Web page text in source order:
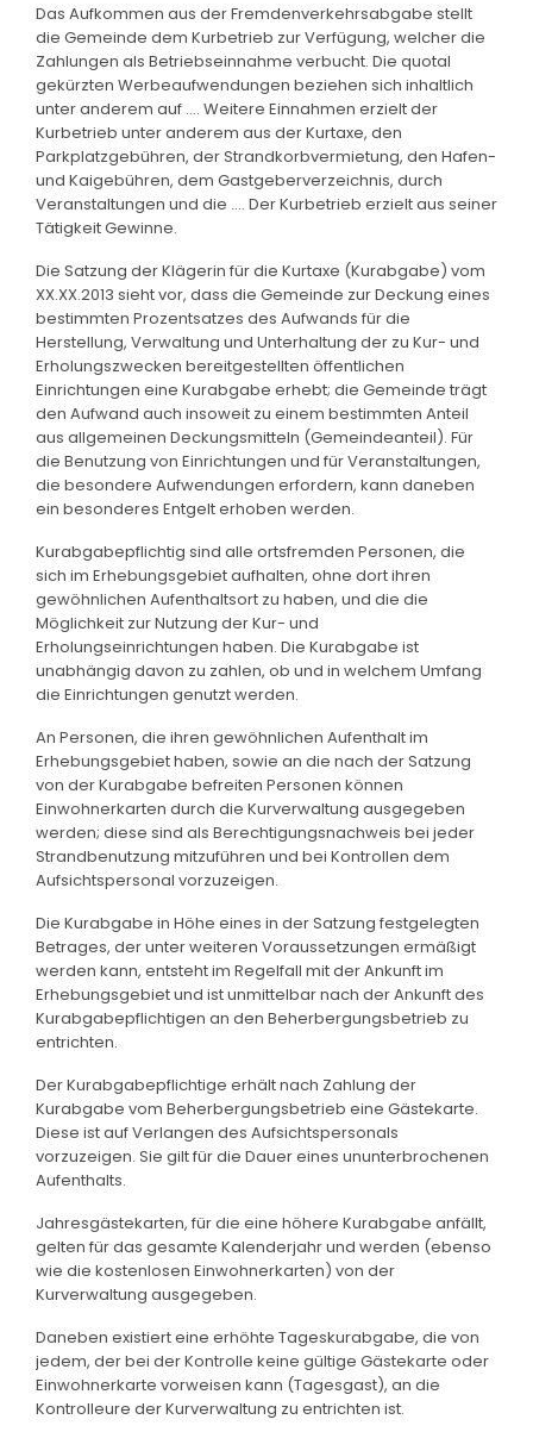
Das Aufkommen aus der Fremdenverkehrsabgabe stellt
die Gemeinde dem Kurbetrieb zur Verfügung, welcher die
Zahlungen als Betriebseinnahme verbucht. Die quotal
gekürzten Werbeaufwendungen beziehen sich inhaltlich
unter anderem auf .... Weitere Einnahmen erzielt der
Kurbetrieb unter anderem aus der Kurtaxe, den
Parkplatzgebühren, der Strandkorbvermietung, den Hafen-
und Kaigebühren, dem Gastgeberverzeichnis, durch
Veranstaltungen und die .... Der Kurbetrieb erzielt aus seiner
Tätigkeit Gewinne.
Die Satzung der Klägerin für die Kurtaxe (Kurabgabe) vom
XX.XX.2013 sieht vor, dass die Gemeinde zur Deckung eines
bestimmten Prozentsatzes des Aufwands für die
Herstellung, Verwaltung und Unterhaltung der zu Kur- und
Erholungszwecken bereitgestellten öffentlichen
Einrichtungen eine Kurabgabe erhebt; die Gemeinde trägt
den Aufwand auch insoweit zu einem bestimmten Anteil
aus allgemeinen Deckungsmitteln (Gemeindeanteil). Für
die Benutzung von Einrichtungen und für Veranstaltungen,
die besondere Aufwendungen erfordern, kann daneben
ein besonderes Entgelt erhoben werden.
Kurabgabepflichtig sind alle ortsfremden Personen, die
sich im Erhebungsgebiet aufhalten, ohne dort ihren
gewöhnlichen Aufenthaltsort zu haben, und die die
Möglichkeit zur Nutzung der Kur- und
Erholungseinrichtungen haben. Die Kurabgabe ist
unabhängig davon zu zahlen, ob und in welchem Umfang
die Einrichtungen genutzt werden.
An Personen, die ihren gewöhnlichen Aufenthalt im
Erhebungsgebiet haben, sowie an die nach der Satzung
von der Kurabgabe befreiten Personen können
Einwohnerkarten durch die Kurverwaltung ausgegeben
werden; diese sind als Berechtigungsnachweis bei jeder
Strandbenutzung mitzuführen und bei Kontrollen dem
Aufsichtspersonal vorzuzeigen.
Die Kurabgabe in Höhe eines in der Satzung festgelegten
Betrages, der unter weiteren Voraussetzungen ermäßigt
werden kann, entsteht im Regelfall mit der Ankunft im
Erhebungsgebiet und ist unmittelbar nach der Ankunft des
Kurabgabepflichtigen an den Beherbergungsbetrieb zu
entrichten.
Der Kurabgabepflichtige erhält nach Zahlung der
Kurabgabe vom Beherbergungsbetrieb eine Gästekarte.
Diese ist auf Verlangen des Aufsichtspersonals
vorzuzeigen. Sie gilt für die Dauer eines ununterbrochenen
Aufenthalts.
Jahresgästekarten, für die eine höhere Kurabgabe anfällt,
gelten für das gesamte Kalenderjahr und werden (ebenso
wie die kostenlosen Einwohnerkarten) von der
Kurverwaltung ausgegeben.
Daneben existiert eine erhöhte Tageskurabgabe, die von
jedem, der bei der Kontrolle keine gültige Gästekarte oder
Einwohnerkarte vorweisen kann (Tagesgast), an die
Kontrolleure der Kurverwaltung zu entrichten ist.